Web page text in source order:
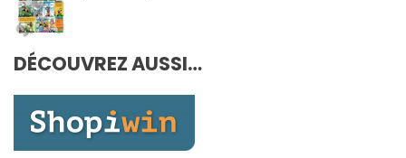
à
DÉCOUVREZ AUSSI…